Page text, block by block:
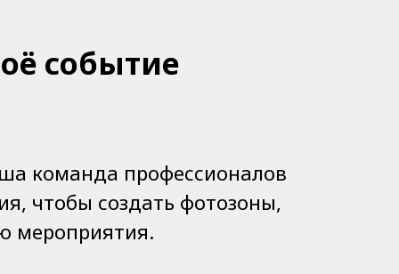
событие
команда профессионалов
чтобы создать фотозоны,
мероприятия.